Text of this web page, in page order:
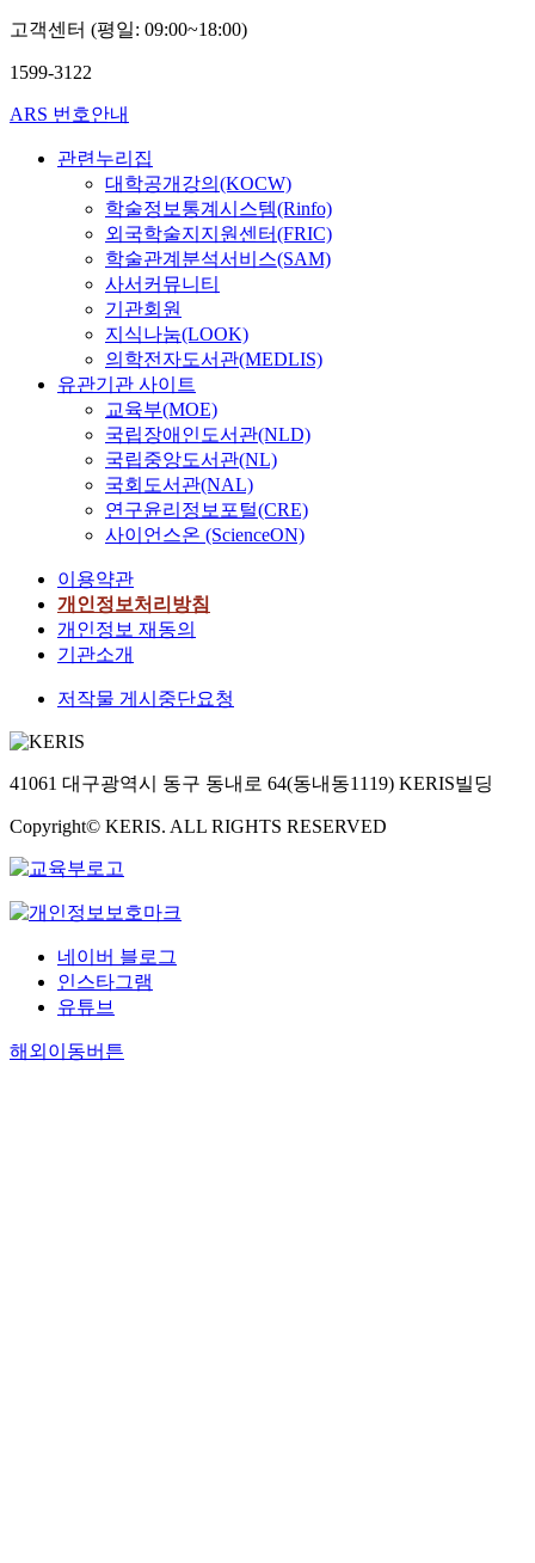
고객센터 (평일: 09:00~18:00)
1599-3122
ARS 번호안내
관련누리집
대학공개강의(KOCW)
학술정보통계시스템(Rinfo)
외국학술지지원센터(FRIC)
학술관계분석서비스(SAM)
사서커뮤니티
기관회원
지식나눔(LOOK)
의학전자도서관(MEDLIS)
유관기관 사이트
교육부(MOE)
국립장애인도서관(NLD)
국립중앙도서관(NL)
국회도서관(NAL)
연구윤리정보포털(CRE)
사이언스온 (ScienceON)
이용약관
개인정보처리방침
개인정보 재동의
기관소개
저작물 게시중단요청
41061 대구광역시 동구 동내로 64(동내동1119) KERIS빌딩
Copyright© KERIS. ALL RIGHTS RESERVED
네이버 블로그
인스타그램
유튜브
해외이동버튼